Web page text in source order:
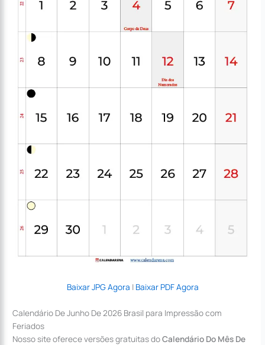
Baixar JPG Agora | Baixar PDF Agora
Calendário De Junho De 2026 Brasil para Impressão com
Feriados
Nosso site oferece versões gratuitas doCalendário Do Mês De